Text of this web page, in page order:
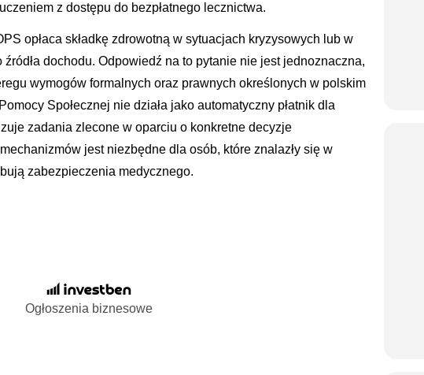
z dostępu do bezpłatnego lecznictwa.
opłaca składkę zdrowotną w sytuacjach kryzysowych lub w
dochodu. Odpowiedź na to pytanie nie jest jednoznaczna,
wymogów formalnych oraz prawnych określonych w polskim
Społecznej nie działa jako automatyczny płatnik dla
zadania zlecone w oparciu o konkretne decyzje
jest niezbędne dla osób, które znalazły się w
zabezpieczenia medycznego.
Ogłoszenia biznesowe